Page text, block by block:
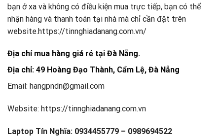
bạn ở xa và không có điều kiện mua trực tiếp, bạn có thể
nhận hàng và thanh toán tại nhà mà chỉ cần đặt trên
website.https://tinnghiadanang.com.vn/
Địa chỉ mua hàng giá rẻ tại Đà Nẵng.
Địa chỉ: 49 Hoàng Đạo Thành, Cẩm Lệ, Đà Nẵng
Email: hangpndn@gmail.com
Website: https://tinnghiadanang.com.vn
Laptop Tín Nghĩa: 0934455779 – 0989694522